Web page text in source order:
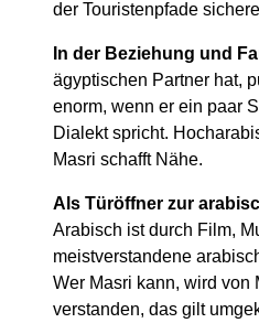
der Touristenpfade
In der Beziehung und
ägyptischen Partner hat,
enorm, wenn er ein paar
Dialekt spricht.
Masri schafft Nähe.
Als Türöffner zur
Arabisch ist durch Film,
meistverstandene
Wer Masri kann, wird von
verstanden, das gilt